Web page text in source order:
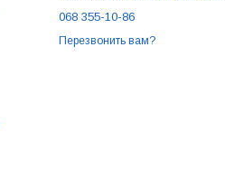
068 355-10-86
Перезвонить вам?